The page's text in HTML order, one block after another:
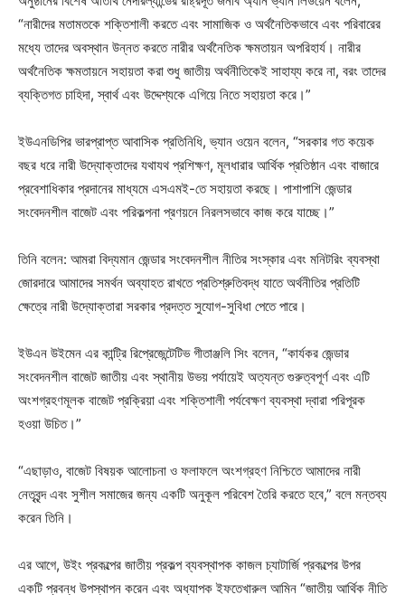
“নারীদের মতামতকে শক্তিশালী করতে এবং সামাজিক ও অর্থনৈতিকভাবে এবং পরিবারের
মধ্যে তাদের অবস্থান উন্নত করতে নারীর অর্থনৈতিক ক্ষমতায়ন অপরিহার্য। নারীর
অর্থনৈতিক ক্ষমতায়নে সহায়তা করা শুধু জাতীয় অর্থনীতিকেই সাহায্য করে না, বরং তাদের
ব্যক্তিগত চাহিদা, স্বার্থ এবং উদ্দেশ্যকে এগিয়ে নিতে সহায়তা করে।”
ইউএনডিপির ভারপ্রাপ্ত আবাসিক প্রতিনিধি, ভ্যান ওয়েন বলেন, “সরকার গত কয়েক
বছর ধরে নারী উদ্যোক্তাদের যথাযথ প্রশিক্ষণ, মূলধারার আর্থিক প্রতিষ্ঠান এবং বাজারে
প্রবেশাধিকার প্রদানের মাধ্যমে এসএমই-তে সহায়তা করছে। পাশাপাশি জেন্ডার
সংবেদনশীল বাজেট এবং পরিকল্পনা প্রণয়নে নিরলসভাবে কাজ করে যাচ্ছে।”
তিনি বলেন: আমরা বিদ্যমান জেন্ডার সংবেদনশীল নীতির সংস্কার এবং মনিটরিং ব্যবস্থা
জোরদারে আমাদের সমর্থন অব্যাহত রাখতে প্রতিশ্রুতিবদ্ধ যাতে অর্থনীতির প্রতিটি
ক্ষেত্রে নারী উদ্যোক্তারা সরকার প্রদত্ত সুযোগ-সুবিধা পেতে পারে।
ইউএন উইমেন এর কান্ট্রি রিপ্রেজেন্টেটিভ গীতাঞ্জলি সিং বলেন, “কার্যকর জেন্ডার
সংবেদনশীল বাজেট জাতীয় এবং স্থানীয় উভয় পর্যায়েই অত্যন্ত গুরুত্বপূর্ণ এবং এটি
অংশগ্রহণমূলক বাজেট প্রক্রিয়া এবং শক্তিশালী পর্যবেক্ষণ ব্যবস্থা দ্বারা পরিপূরক
হওয়া উচিত।”
“এছাড়াও, বাজেট বিষয়ক আলোচনা ও ফলাফলে অংশগ্রহণ নিশ্চিতে আমাদের নারী
নেতৃবৃন্দ এবং সুশীল সমাজের জন্য একটি অনুকূল পরিবেশ তৈরি করতে হবে,” বলে মন্তব্য
করেন তিনি।
এর আগে, উইং প্রকল্পের জাতীয় প্রকল্প ব্যবস্থাপক কাজল চ্যাটার্জি প্রকল্পের উপর
একটি প্রবন্ধ উপস্থাপন করেন এবং অধ্যাপক ইফতেখারুল আমিন “জাতীয় আর্থিক নীতি